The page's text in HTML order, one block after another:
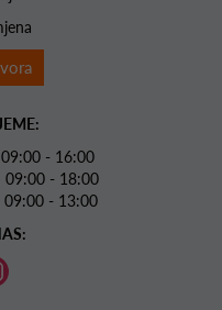
- 16:00
- 18:00
- 13:00